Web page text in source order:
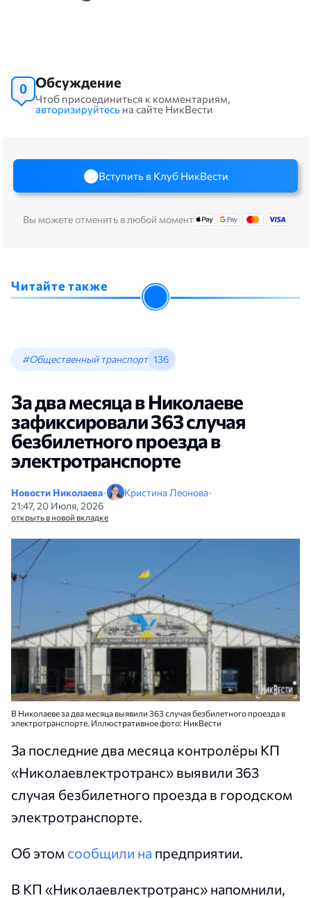
0 Обсуждение
Чтоб присоединиться к комментариям,
авторизируйтесь на сайте НикВести
Вступить в Клуб НикВести
Вы можете отменить в любой момент
Читайте также
#Общественный транспорт 136
За два месяца в Николаеве
зафиксировали 363 случая
безбилетного проезда в
электротранспорте
Новости Николаева• Кристина Леонова•
21:47, 20 Июля, 2026
открыть в новой вкладке
В Николаеве за два месяца выявили 363 случая безбилетного проезда в
электротранспорте. Иллюстративное фото: НикВести
За последние два месяца контролёры КП
«Николаевлектротранс» выявили 363
случая безбилетного проезда в городском
электротранспорте.
Об этом сообщили на предприятии.
В КП «Николаевлектротранс» напомнили,